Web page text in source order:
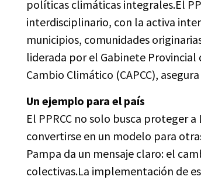
políticas climáticas integrales.El
interdisciplinario, con la activa
municipios, comunidades
liderada por el Gabinete Provincial
Cambio Climático (CAPCC),
Un ejemplo para el país
El PPRCC no solo busca proteger
convertirse en un modelo para
Pampa da un mensaje claro: el
colectivas.La implementación de